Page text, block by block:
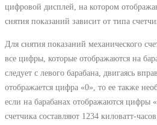
цифровой дисплей, на котором
снятия показаний зависит от типа
Для снятия показаний механического
все цифры, которые отображаются на
следует с левого барабана, двигаясь
отображается цифра «0», то ее также
если на барабанах отображаются цифры
счетчика составляют 1234 киловатт-